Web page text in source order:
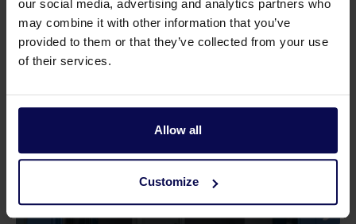
our social media, advertising and analytics partners who
may combine it with other information that you’ve
provided to them or that they’ve collected from your use
of their services.
Allow all
Customize
voor levering nog doorgevoerd.
Afstemming tot in de details
Dankzij nauwe afstemming tussen Marcella,
Waterkracht en de betrokken carrosseriebouwer werd
de bus tot in de puntjes voorbereid. Zo werd het
systeem precies geleverd zoals de klant het voor ogen
had.